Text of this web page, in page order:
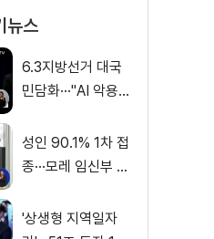
뉴스
6.3지방선거 대국
민담화···"AI 악용
성인 90.1% 1차 접
종···모레 임신부 사
'상생형 지역일자